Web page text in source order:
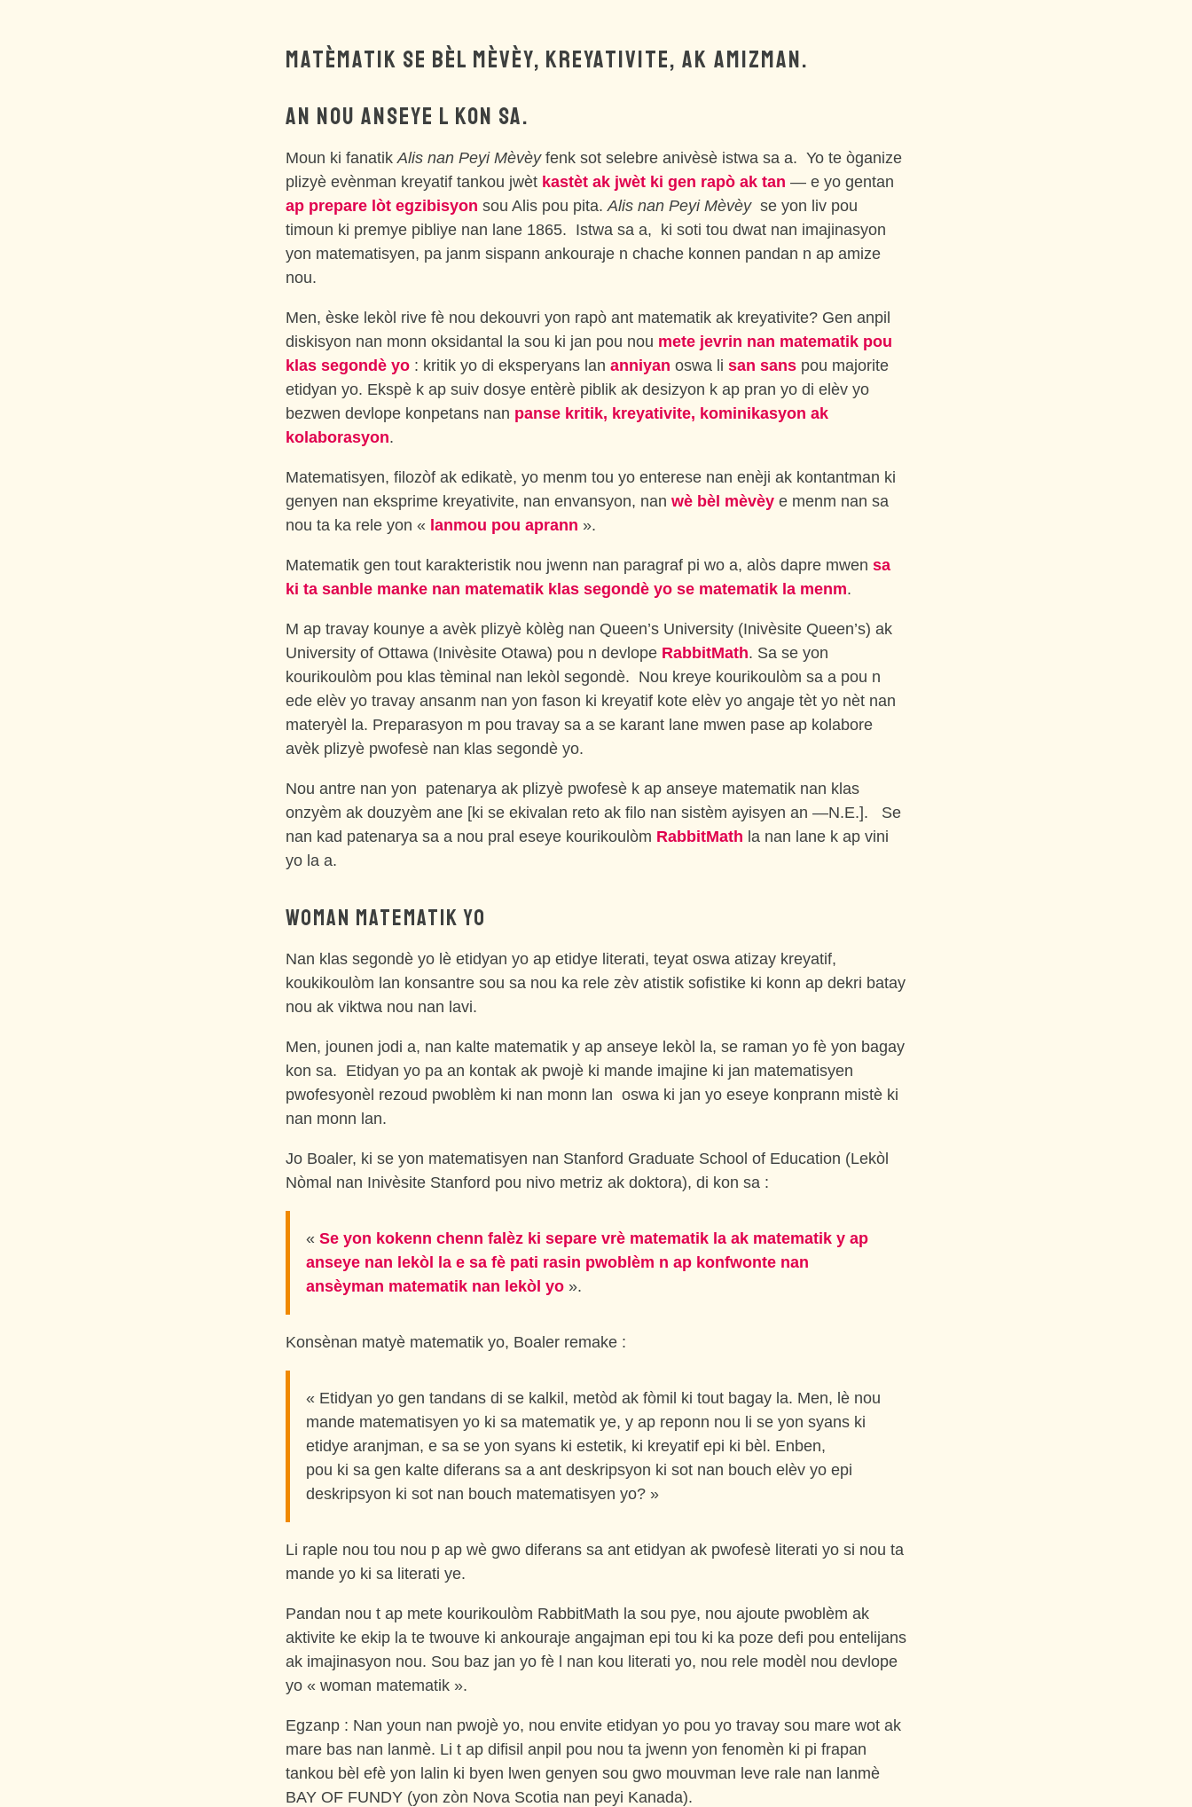
MATÈMATIK SE BÈL MÈVÈY, KREYATIVITE, AK AMIZMAN.
AN NOU ANSEYE L KON SA.
Moun ki fanatikAlis nan Peyi Mèvèyfenk sot selebre anivèsè istwa sa a. Yo te òganize
plizyè evènman kreyatif tankou jwèt kastèt ak jwèt ki gen rapò ak tan — e yo gentan
ap prepare lòt egzibisyon sou Alis pou pita.Alis nan Peyi Mèvèyse yon liv pou
timoun ki premye pibliye nan lane 1865. Istwa sa a, ki soti tou dwat nan imajinasyon
yon matematisyen, pa janm sispann ankouraje n chache konnen pandan n ap amize
nou.
Men, èske lekòl rive fè nou dekouvri yon rapò ant matematik ak kreyativite? Gen anpil
diskisyon nan monn oksidantal la sou ki jan pou nou mete jevrin nan matematik pou
klas segondè yo : kritik yo di eksperyans lan anniyan oswa li san sans pou majorite
etidyan yo. Ekspè k ap suiv dosye entèrè piblik ak desizyon k ap pran yo di elèv yo
bezwen devlope konpetans nan panse kritik, kreyativite, kominikasyon ak
kolaborasyon.
Matematisyen, filozòf ak edikatè, yo menm tou yo enterese nan enèji ak kontantman ki
genyen nan eksprime kreyativite, nan envansyon, nan wè bèl mèvèy e menm nan sa
nou ta ka rele yon « lanmou pou aprann ».
Matematik gen tout karakteristik nou jwenn nan paragraf pi wo a, alòs dapre mwen sa
ki ta sanble manke nan matematik klas segondè yo se matematik la menm.
M ap travay kounye a avèk plizyè kòlèg nan Queen’s University (Inivèsite Queen’s) ak
University of Ottawa (Inivèsite Otawa) pou n devlope RabbitMath. Sa se yon
kourikoulòm pou klas tèminal nan lekòl segondè. Nou kreye kourikoulòm sa a pou n
ede elèv yo travay ansanm nan yon fason ki kreyatif kote elèv yo angaje tèt yo nèt nan
materyèl la. Preparasyon m pou travay sa a se karant lane mwen pase ap kolabore
avèk plizyè pwofesè nan klas segondè yo.
Nou antre nan yon patenarya ak plizyè pwofesè k ap anseye matematik nan klas
onzyèm ak douzyèm ane [ki se ekivalan reto ak filo nan sistèm ayisyen an —N.E.]. Se
nan kad patenarya sa a nou pral eseye kourikoulòm RabbitMath la nan lane k ap vini
yo la a.
WOMAN MATEMATIK YO
Nan klas segondè yo lè etidyan yo ap etidye literati, teyat oswa atizay kreyatif,
koukikoulòm lan konsantre sou sa nou ka rele zèv atistik sofistike ki konn ap dekri batay
nou ak viktwa nou nan lavi.
Men, jounen jodi a, nan kalte matematik y ap anseye lekòl la, se raman yo fè yon bagay
kon sa. Etidyan yo pa an kontak ak pwojè ki mande imajine ki jan matematisyen
pwofesyonèl rezoud pwoblèm ki nan monn lan oswa ki jan yo eseye konprann mistè ki
nan monn lan.
Jo Boaler, ki se yon matematisyen nan Stanford Graduate School of Education (Lekòl
Nòmal nan Inivèsite Stanford pou nivo metriz ak doktora), di kon sa :
« Se yon kokenn chenn falèz ki separe vrè matematik la ak matematik y ap
anseye nan lekòl la e sa fè pati rasin pwoblèm n ap konfwonte nan
ansèyman matematik nan lekòl yo ».
Konsènan matyè matematik yo, Boaler remake :
« Etidyan yo gen tandans di se kalkil, metòd ak fòmil ki tout bagay la. Men, lè nou
mande matematisyen yo ki sa matematik ye, y ap reponn nou li se yon syans ki
etidye aranjman, e sa se yon syans ki estetik, ki kreyatif epi ki bèl. Enben,
pou ki sa gen kalte diferans sa a ant deskripsyon ki sot nan bouch elèv yo epi
deskripsyon ki sot nan bouch matematisyen yo? »
Li raple nou tou nou p ap wè gwo diferans sa ant etidyan ak pwofesè literati yo si nou ta
mande yo ki sa literati ye.
Pandan nou t ap mete kourikoulòm RabbitMath la sou pye, nou ajoute pwoblèm ak
aktivite ke ekip la te twouve ki ankouraje angajman epi tou ki ka poze defi pou entelijans
ak imajinasyon nou. Sou baz jan yo fè l nan kou literati yo, nou rele modèl nou devlope
yo « woman matematik ».
Egzanp : Nan youn nan pwojè yo, nou envite etidyan yo pou yo travay sou mare wot ak
mare bas nan lanmè. Li t ap difisil anpil pou nou ta jwenn yon fenomèn ki pi frapan
tankou bèl efè yon lalin ki byen lwen genyen sou gwo mouvman leve rale nan lanmè
BAY OF FUNDY (yon zòn Nova Scotia nan peyi Kanada).